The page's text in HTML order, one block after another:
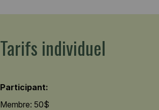
Tarifs individuel
Participant:
Membre: 50$